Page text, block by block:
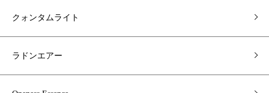
クォンタムライト
ラドンエアー